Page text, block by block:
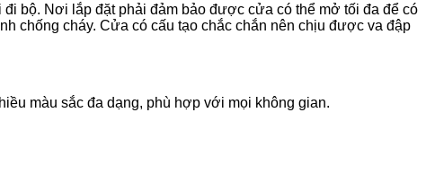
bộ. Nơi lắp đặt phải đảm bảo được cửa có thể mở tối đa để có
chống cháy. Cửa có cấu tạo chắc chắn nên chịu được va đập
màu sắc đa dạng, phù hợp với mọi không gian.